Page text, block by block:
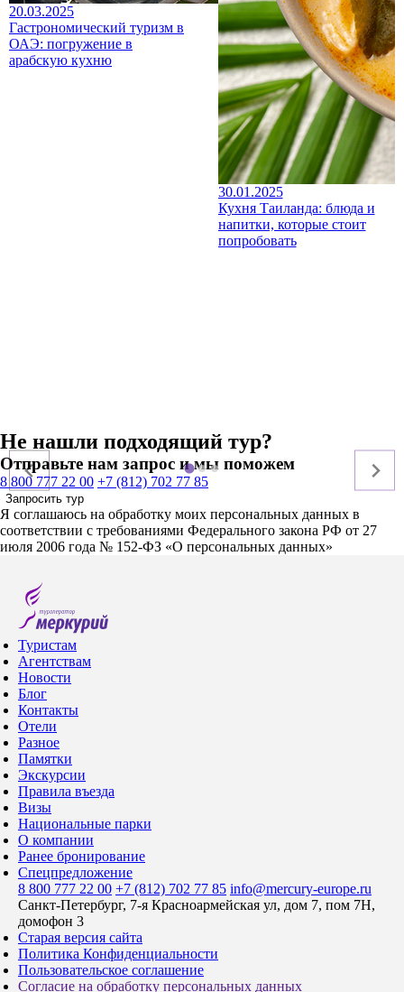
20.03.2025
Гастрономический туризм в
ОАЭ: погружение в
арабскую кухню
30.01.2025
Кухня Таиланда: блюда и
напитки, которые стоит
попробовать
Не нашли подходящий тур?
Отправьте нам запрос и мы поможем
8 800 777 22 00 +7 (812) 702 77 85
Запросить тур
Я соглашаюсь на обработку моих персональных данных в
соответствии с требованиями Федерального закона РФ от 27
июля 2006 года № 152-ФЗ «О персональных данных»
Туристам
Агентствам
Новости
Блог
Контакты
Отели
Разное
Памятки
Экскурсии
Правила въезда
Визы
Национальные парки
О компании
Ранее бронирование
Спецпредложение
8 800 777 22 00 +7 (812) 702 77 85 info@mercury-europe.ru
Санкт-Петербург, 7-я Красноармейская ул, дом 7, пом 7Н,
домофон 3
Старая версия сайта
Политика Конфиденциальности
Пользовательское соглашение
Согласие на обработку персональных данных